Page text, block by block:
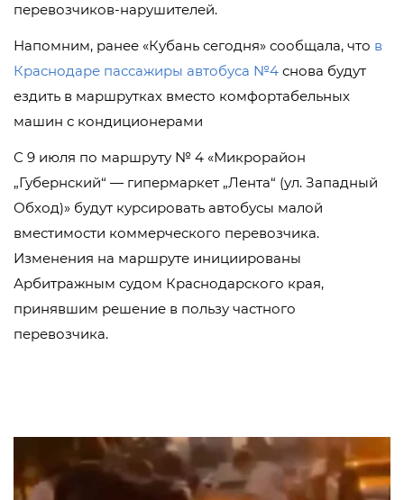
перевозчиков-нарушителей.
Напомним, ранее «Кубань сегодня» сообщала, что в
Краснодаре пассажиры автобуса №4 снова будут
ездить в маршрутках вместо комфортабельных
машин с кондиционерами
С 9 июля по маршруту № 4 «Микрорайон
„Губернский“ — гипермаркет „Лента“ (ул. Западный
Обход)» будут курсировать автобусы малой
вместимости коммерческого перевозчика.
Изменения на маршруте инициированы
Арбитражным судом Краснодарского края,
принявшим решение в пользу частного
перевозчика.